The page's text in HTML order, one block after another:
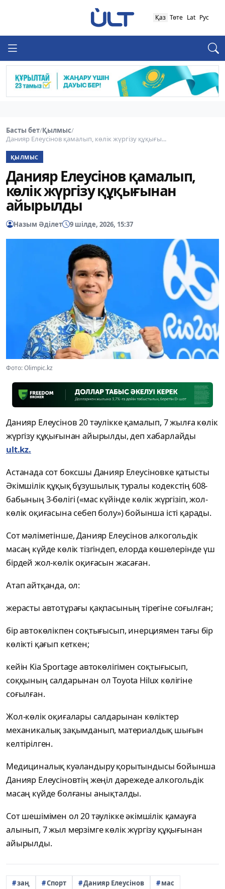
Қаз Төте Lat Рус
Басты бет/Қылмыс/
Данияр Елеусінов қамалып, көлік жүргізу құқығы...
ҚЫЛМЫС
Данияр Елеусінов қамалып,
көлік жүргізу құқығынан
айырылды
Назым Әділет 9 шілде, 2026, 15:37
Фото: Olimpic.kz
Данияр Елеусінов 20 тәулікке қамалып, 7 жылға көлік
жүргізу құқығынан айырылды, деп хабарлайды
ult.kz.
Астанада сот боксшы Данияр Елеусіновке қатысты
Әкімшілік құқық бұзушылық туралы кодекстің 608-
бабының 3-бөлігі («мас күйінде көлік жүргізіп, жол-
көлік оқиғасына себеп болу») бойынша істі қарады.
Сот мәліметінше, Данияр Елеусінов алкогольдік
масаң күйде көлік тізгіндеп, елорда көшелерінде үш
бірдей жол-көлік оқиғасын жасаған.
Атап айтқанда, ол:
жерасты автотұрағы қақпасының тірегіне соғылған;
бір автокөлікпен соқтығысып, инерциямен тағы бір
көлікті қағып кеткен;
кейін Kia Sportage автокөлігімен соқтығысып,
соққының салдарынан ол Toyota Hilux көлігіне
соғылған.
Жол-көлік оқиғалары салдарынан көліктер
механикалық зақымданып, материалдық шығын
келтірілген.
Медициналық куәландыру қорытындысы бойынша
Данияр Елеусіновтің жеңіл дәрежеде алкогольдік
масаң күйде болғаны анықталды.
Сот шешімімен ол 20 тәулікке әкімшілік қамауға
алынып, 7 жыл мерзімге көлік жүргізу құқығынан
айырылды.
заң Спорт Данияр Елеусінов мас